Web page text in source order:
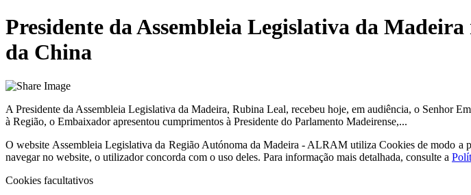
Presidente da Assembleia Legislativa da
da China
A Presidente da Assembleia Legislativa da Madeira, Rubina Leal, recebeu hoje, em audiência, o Senhor
à Região, o Embaixador apresentou cumprimentos à Presidente do Parlamento Madeirense,...
O website Assembleia Legislativa da Região Autónoma da Madeira - ALRAM utiliza Cookies de modo a
navegar no website, o utilizador concorda com o uso deles. Para informação mais detalhada, consulte a
Cookies facultativos